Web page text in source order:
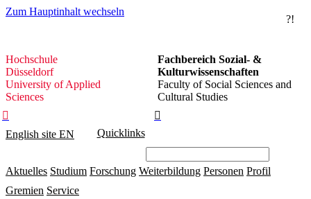
Zum Hauptinhalt wechseln
?!
Hochschule
Düsseldorf
Hochschule
Düsseldorf
University of Applied
Sciences
Fachbereich Sozial- &
Kulturwissenschaften
Faculty of Social Sciences and
Cultural Studies


English site EN Quicklinks
Aktuelles Studium Forschung Weiterbildung Personen Profil
Gremien Service